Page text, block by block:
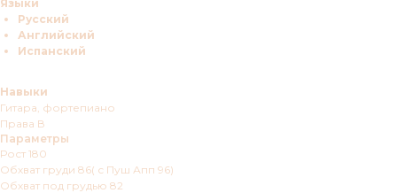
Языки
Русский
Английский
Испанский
Навыки
Гитара, фортепиано
Права В
Параметры
Рост 180
Обхват груди 86( с Пуш Апп 96)
Обхват под грудью 82